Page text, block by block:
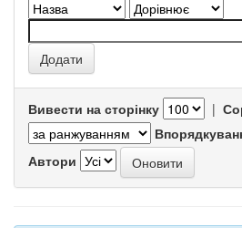
Вивести на сторінку |
Автори